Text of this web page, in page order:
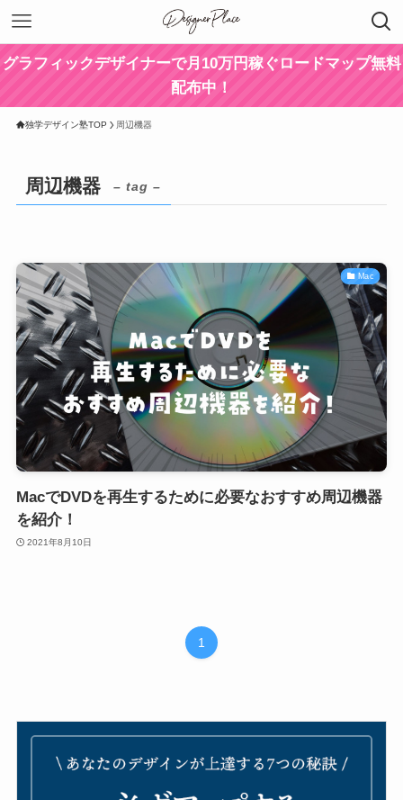
グラフィックデザイナーで月10万円稼ぐロードマップ無料
配布中！
独学デザイン塾TOP 周辺機器
周辺機器 – tag –
Mac
MacでDVDを再生するために必要なおすすめ周辺機器
を紹介！
2021年8月10日
1